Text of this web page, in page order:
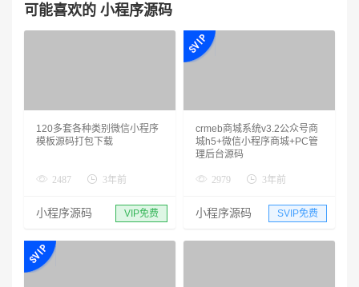
可能喜欢的 小程序源码
120多套各种类别微信小程序
模板源码打包下载
2487 3年前
小程序源码 VIP免费
crmeb商城系统v3.2公众号商
城h5+微信小程序商城+PC管
理后台源码
2979 3年前
小程序源码 SVIP免费